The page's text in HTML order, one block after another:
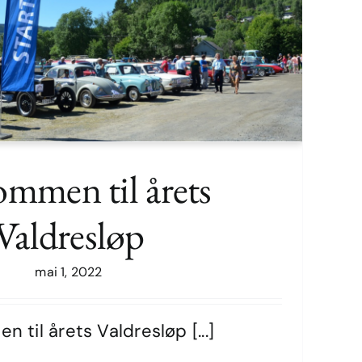
til årets Valdresløp
til årets
mai 1, 2022
til årets Valdresløp [...]